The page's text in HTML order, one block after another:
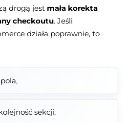
drogą jest mała korekta
checkoutu. Jeśli
działa poprawnie, to
sekcji,